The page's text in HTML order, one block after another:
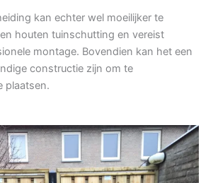
kan echter wel moeilijker te
houten tuinschutting en vereist
montage. Bovendien kan het een
constructie zijn om te
plaatsen.